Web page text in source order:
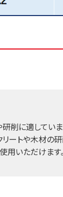
削に適してい
ートや木材の
用いただけます。